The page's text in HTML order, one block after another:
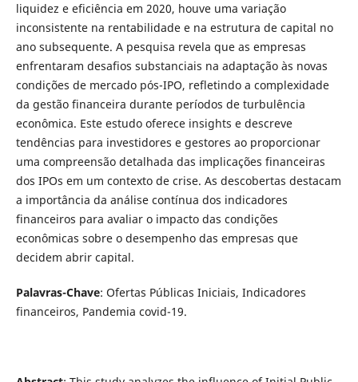
liquidez e eficiência em 2020, houve uma variação
inconsistente na rentabilidade e na estrutura de capital no
ano subsequente. A pesquisa revela que as empresas
enfrentaram desafios substanciais na adaptação às novas
condições de mercado pós-IPO, refletindo a complexidade
da gestão financeira durante períodos de turbulência
econômica. Este estudo oferece insights e descreve
tendências para investidores e gestores ao proporcionar
uma compreensão detalhada das implicações financeiras
dos IPOs em um contexto de crise. As descobertas destacam
a importância da análise contínua dos indicadores
financeiros para avaliar o impacto das condições
econômicas sobre o desempenho das empresas que
decidem abrir capital.
Palavras-Chave: Ofertas Públicas Iniciais, Indicadores
financeiros, Pandemia covid-19.